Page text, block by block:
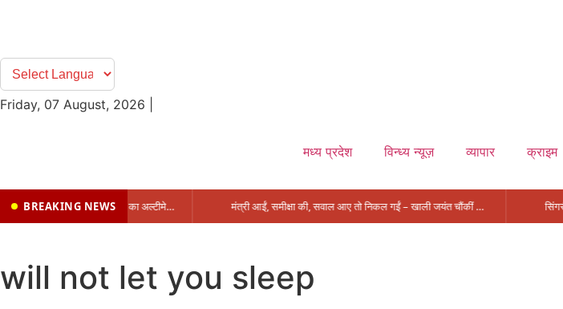
Friday, 07 August, 2026
मध्य प्रदेश विन्ध्य न्यूज़ व्यापार क्राइम
BREAKING NEWS प्रभारी मंत्री के निशाने पर नगर निगम,अफसरों को 10 दिन का अल्टीमेटम,नहीं होगी कार्रवाई, महापौर-आयुक्त के बीच सौहार्दहीनता पर मंत्री ने उठाए सवाल मंत्री आईं, समीक्षा की, सवाल आए तो निकल गईं – खाली जयंत चौंकीं पर नहीं दिया जवाब
will not let you sleep